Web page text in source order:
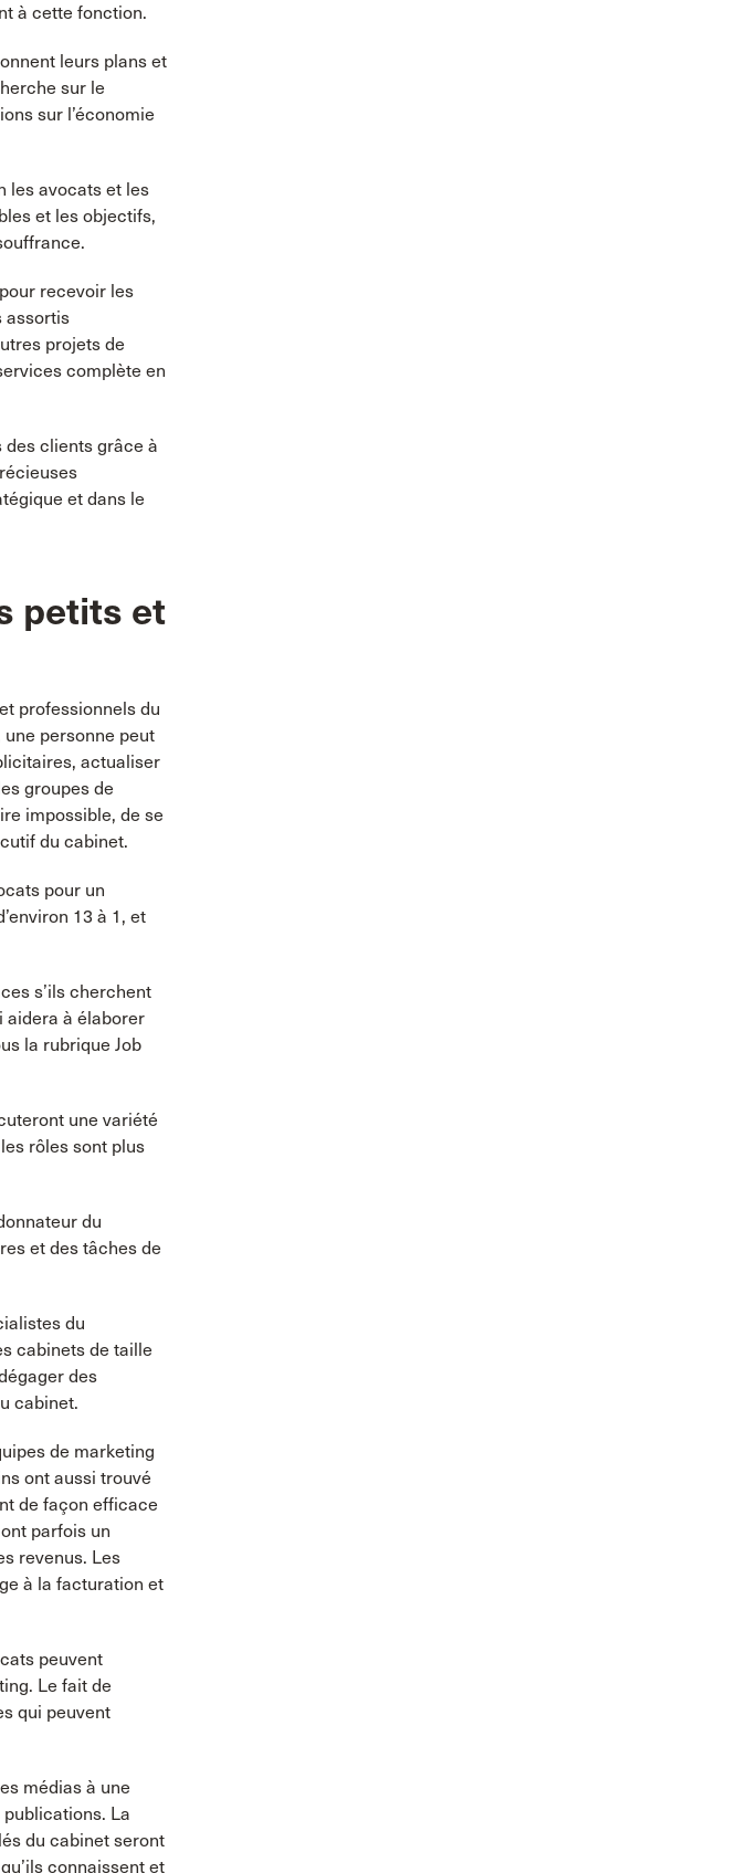
à cette fonction.
leurs plans et
sur le
sur l’économie
les avocats et les
et les objectifs,
recevoir les
assortis
projets de
complète en
clients grâce à
et dans le
petits et
professionnels du
personne peut
actualiser
groupes de
impossible, de se
du cabinet.
pour un
13 à 1, et
s’ils cherchent
aidera à élaborer
la rubrique Job
une variété
rôles sont plus
du
et des tâches de
du
cabinets de taille
des
cabinet.
de marketing
ont aussi trouvé
de façon efficace
parfois un
revenus. Les
à la facturation et
peuvent
Le fait de
qui peuvent
médias à une
La
du cabinet seront
connaissent et